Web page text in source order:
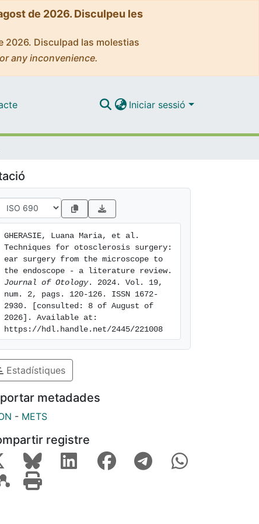
de 2026. Disculpeu les
2026. Disculpad las molestias
any inconvenience.
Iniciar sessió
GHERASIE, Luana Maria, et al.
Techniques for otosclerosis surgery:
ear surgery from the microscope to
Journal of Otology. 2024. Vol. 19,
num. 2, pags. 120-126. ISSN 1672-
2930. [consulted: 8 of August of
2026]. Available at:
https://hdl.handle.net/2445/221008
Estadístiques
metadades
- METS
registre